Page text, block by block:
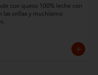
con queso 100% leche con
las orillas y muchísimo